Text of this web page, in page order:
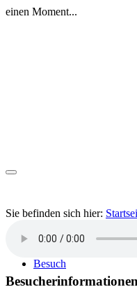
einen Moment...
Besuch
Sie befinden sich hier:
Besucherinformationen